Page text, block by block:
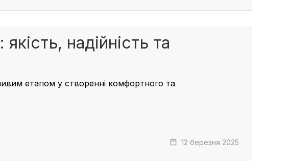
надійність та
етапом у створенні комфортного та
12 березня 2025